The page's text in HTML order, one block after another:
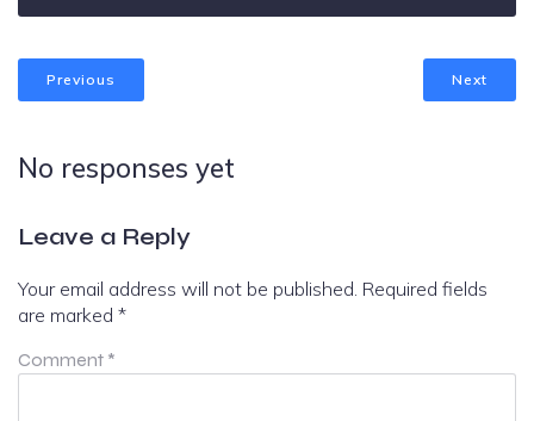
Previous Next
No responses yet
Leave a Reply
Your email address will not be published. Required fields
are marked *
Comment *